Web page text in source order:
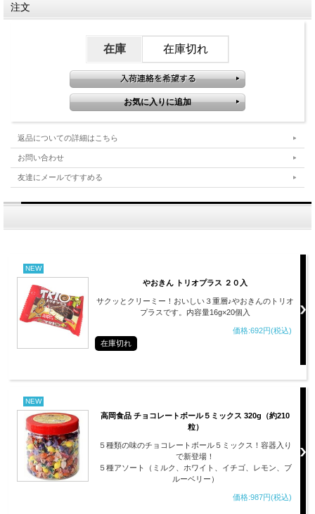
注文
在庫 在庫切れ
返品についての詳細はこちら
お問い合わせ
友達にメールですすめる
NEW
やおきん トリオプラス ２０入
サクッとクリーミー！おいしい３重層♪やおきんのトリオ
プラスです。内容量16g×20個入
価格:692円(税込)
在庫切れ
NEW
高岡食品 チョコレートボール５ミックス 320g（約210
粒）
５種類の味のチョコレートボール５ミックス！容器入り
で新登場！
５種アソート（ミルク、ホワイト、イチゴ、レモン、ブ
ルーベリー）
価格:987円(税込)